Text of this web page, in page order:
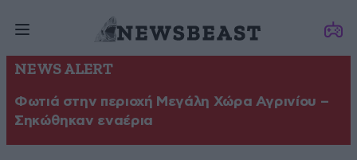
NEWS ALERT
Φωτιά στην περιοχή Μεγάλη Χώρα Αγρινίου –
Σηκώθηκαν εναέρια